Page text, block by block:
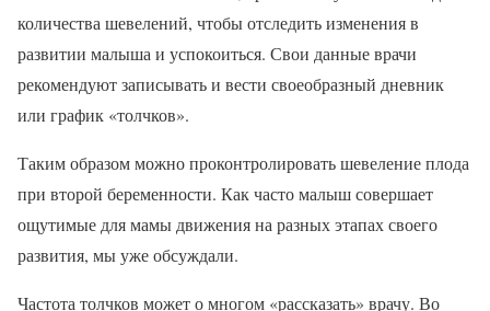
количества шевелений, чтобы отследить изменения в
развитии малыша и успокоиться. Свои данные врачи
рекомендуют записывать и вести своеобразный дневник
или график «толчков».
Таким образом можно проконтролировать шевеление плода
при второй беременности. Как часто малыш совершает
ощутимые для мамы движения на разных этапах своего
развития, мы уже обсуждали.
Частота толчков может о многом «рассказать» врачу. Во